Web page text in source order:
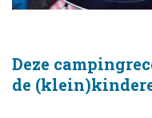
Deze
de